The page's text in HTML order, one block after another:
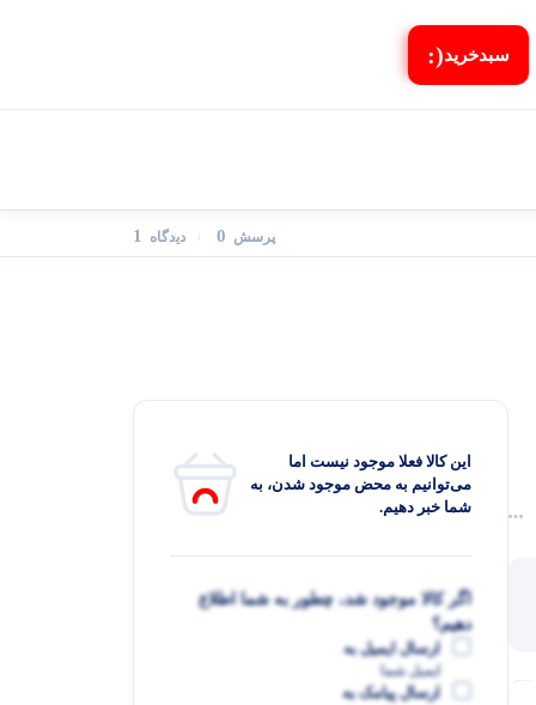
سبد‌خرید(:
پرسش 0 دیدگاه 1
این کالا فعلا موجود نیست اما
می‌توانیم به محض موجود شدن، به
شما خبر دهیم.
اگر کالا موجود شد، چطور به شما اطلاع
دهیم؟
ارسال ایمیل به
ایمیل شما
ارسال پیامک به